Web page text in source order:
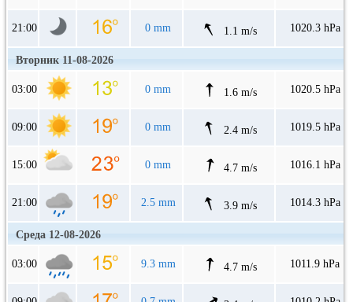
21:00 0 mm 1.1 m/s 1020.3 hPa
Вторник 11-08-2026
03:00 0 mm 1.6 m/s 1020.5 hPa
09:00 0 mm 2.4 m/s 1019.5 hPa
15:00 0 mm 4.7 m/s 1016.1 hPa
21:00 2.5 mm 3.9 m/s 1014.3 hPa
Среда 12-08-2026
03:00 9.3 mm 4.7 m/s 1011.9 hPa